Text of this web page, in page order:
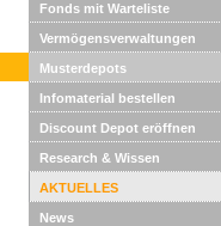
Fonds mit Warteliste
Vermögensverwaltungen
Musterdepots
Infomaterial bestellen
Discount Depot eröffnen
Research & Wissen
AKTUELLES
News